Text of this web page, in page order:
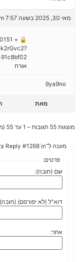
מאי 30, 2025 בשעה 7:57 am
🔒
אורח
9ya9no
מאת
מוצגות 55 תגובות – 1 עד 55 (מתוך 55 סה״כ)
מענה ל־Reply #1268 in צוואה
פרטים:
שם (חובה):
דוא"ל (לא יפורסם)
אתר: